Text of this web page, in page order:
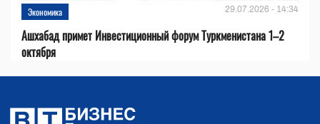
Экономика 29.07.2026 - 14:34
Ашхабад примет Инвестиционный форум Туркменистана 1–2
октября